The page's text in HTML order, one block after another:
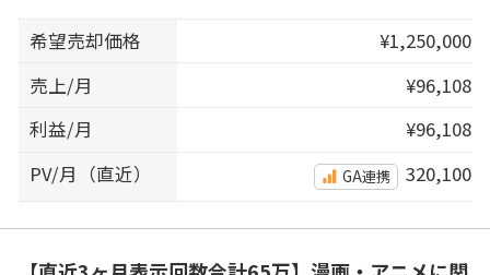
希望売却価格
¥1,250,000
売上/月
¥96,108
利益/月
¥96,108
PV/月（直近）
GA連携 320,100